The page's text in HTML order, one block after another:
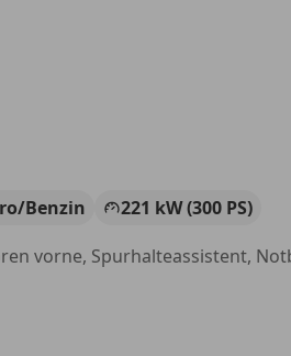
Benzin
221 kW (300 PS)